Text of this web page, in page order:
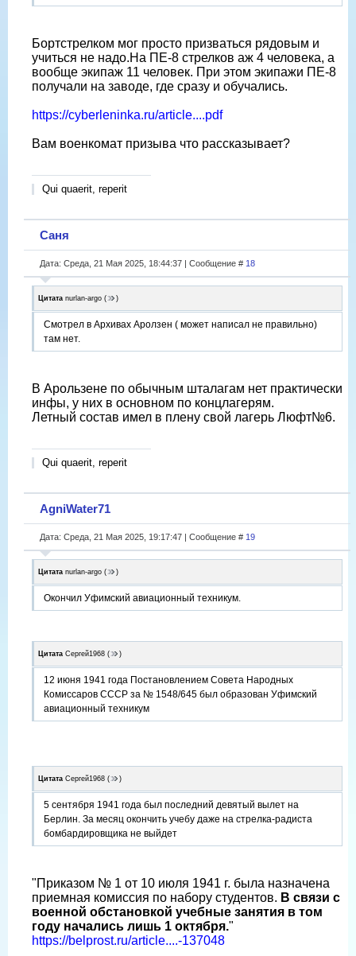
Бортстрелком мог просто призваться рядовым и
учиться не надо.На ПЕ-8 стрелков аж 4 человека, а
вообще экипаж 11 человек. При этом экипажи ПЕ-8
получали на заводе, где сразу и обучались.
https://cyberleninka.ru/article....pdf
Вам военкомат призыва что рассказывает?
Qui quaerit, reperit
Саня
Дата: Среда, 21 Мая 2025, 18:44:37 | Сообщение # 18
Цитата nurlan-argo ( )
Смотрел в Архивах Аролзен ( может написал не правильно)
там нет.
В Арользене по обычным шталагам нет практически
инфы, у них в основном по концлагерям.
Летный состав имел в плену свой лагерь Люфт№6.
Qui quaerit, reperit
AgniWater71
Дата: Среда, 21 Мая 2025, 19:17:47 | Сообщение # 19
Цитата nurlan-argo ( )
Окончил Уфимский авиационный техникум.
Цитата Сергей1968 ( )
12 июня 1941 года Постановлением Совета Народных
Комиссаров СССР за № 1548/645 был образован Уфимский
авиационный техникум
Цитата Сергей1968 ( )
5 сентября 1941 года был последний девятый вылет на
Берлин. За месяц окончить учебу даже на стрелка-радиста
бомбардировщика не выйдет
"Приказом № 1 от 10 июля 1941 г. была назначена
приемная комиссия по набору студентов. В связи с
военной обстановкой учебные занятия в том
году начались лишь 1 октября."
https://belprost.ru/article....-137048